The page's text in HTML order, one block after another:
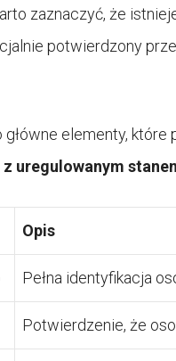
zaznaczyć, że
potwierdzony
elementy, które
uregulowanym
Opis
Pełna identyfikacja
Potwierdzenie, że